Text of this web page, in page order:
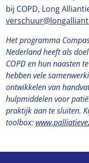
bij COPD, Long
Het programma
Nederland heeft als
COPD en hun naasten
hebben vele
ontwikkelen van
hulpmiddelen voor
praktijk aan te sluiten.
toolbox: